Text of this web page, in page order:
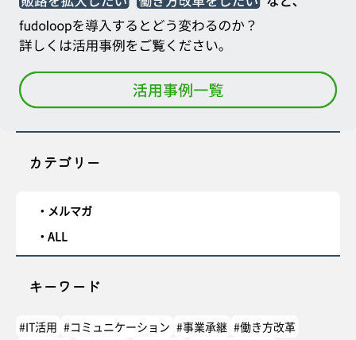
カテゴリー
メルマガ
ALL
キーワード
#IT活用 #コミュニケーション #事業承継 #働き方改革